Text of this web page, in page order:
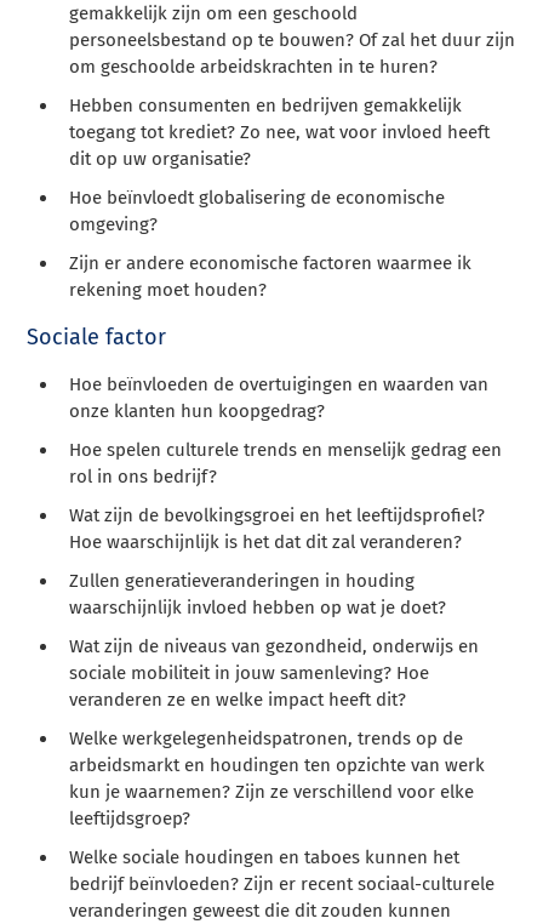
gemakkelijk zijn om een geschoold
personeelsbestand op te bouwen? Of zal het duur zijn
om geschoolde arbeidskrachten in te huren?
Hebben consumenten en bedrijven gemakkelijk
toegang tot krediet? Zo nee, wat voor invloed heeft
dit op uw organisatie?
Hoe beïnvloedt globalisering de economische
omgeving?
Zijn er andere economische factoren waarmee ik
rekening moet houden?
Sociale factor
Hoe beïnvloeden de overtuigingen en waarden van
onze klanten hun koopgedrag?
Hoe spelen culturele trends en menselijk gedrag een
rol in ons bedrijf?
Wat zijn de bevolkingsgroei en het leeftijdsprofiel?
Hoe waarschijnlijk is het dat dit zal veranderen?
Zullen generatieveranderingen in houding
waarschijnlijk invloed hebben op wat je doet?
Wat zijn de niveaus van gezondheid, onderwijs en
sociale mobiliteit in jouw samenleving? Hoe
veranderen ze en welke impact heeft dit?
Welke werkgelegenheidspatronen, trends op de
arbeidsmarkt en houdingen ten opzichte van werk
kun je waarnemen? Zijn ze verschillend voor elke
leeftijdsgroep?
Welke sociale houdingen en taboes kunnen het
bedrijf beïnvloeden? Zijn er recent sociaal-culturele
veranderingen geweest die dit zouden kunnen